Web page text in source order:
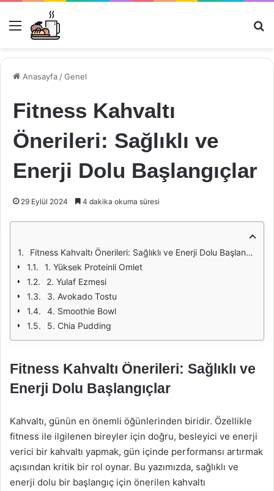
Menü
Anasayfa /Genel
Fitness Kahvaltı
Önerileri: Sağlıklı ve
Enerji Dolu Başlangıçlar
29 Eylül 2024 4 dakika okuma süresi
Fitness Kahvaltı Önerileri: Sağlıklı ve Enerji Dolu Başlangıçlar
1. Yüksek Proteinli Omlet
2. Yulaf Ezmesi
3. Avokado Tostu
4. Smoothie Bowl
5. Chia Pudding
Fitness Kahvaltı Önerileri: Sağlıklı ve
Enerji Dolu Başlangıçlar
Kahvaltı, günün en önemli öğünlerinden biridir. Özellikle
fitness ile ilgilenen bireyler için doğru, besleyici ve enerji
verici bir kahvaltı yapmak, gün içinde performansı artırmak
açısından kritik bir rol oynar. Bu yazımızda, sağlıklı ve
enerji dolu bir başlangıç için önerilen kahvaltı